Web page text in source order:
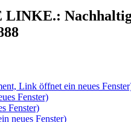
Link öffnet ein neues
Fenster)
Fenster)
neues Fenster)